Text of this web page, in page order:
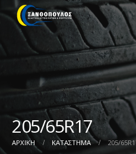
205/65R17
ΑΡΧΙΚΉ ΚΑΤΆΣΤΗΜΑ 205/